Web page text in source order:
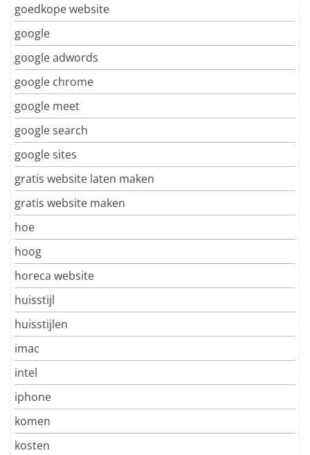
goedkope website
google
google adwords
google chrome
google meet
google search
google sites
gratis website laten maken
gratis website maken
hoe
hoog
horeca website
huisstijl
huisstijlen
imac
intel
iphone
komen
kosten